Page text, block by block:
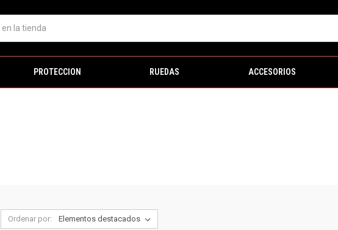
PROTECCION RUEDAS ACCESORIOS
Ordenar por: